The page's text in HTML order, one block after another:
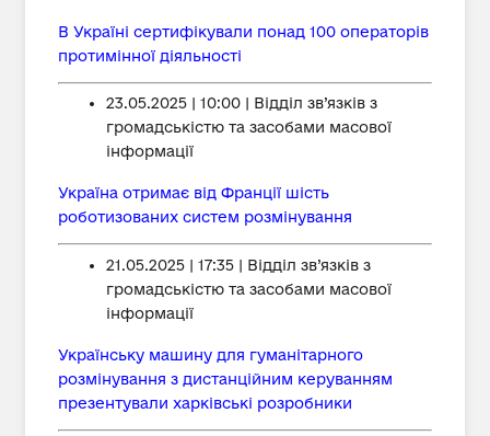
В Україні сертифікували понад 100 операторів
протимінної діяльності
23.05.2025 | 10:00 | Відділ зв’язків з
громадськістю та засобами масової
інформації
Україна отримає від Франції шість
роботизованих систем розмінування
21.05.2025 | 17:35 | Відділ зв’язків з
громадськістю та засобами масової
інформації
Українську машину для гуманітарного
розмінування з дистанційним керуванням
презентували харківські розробники